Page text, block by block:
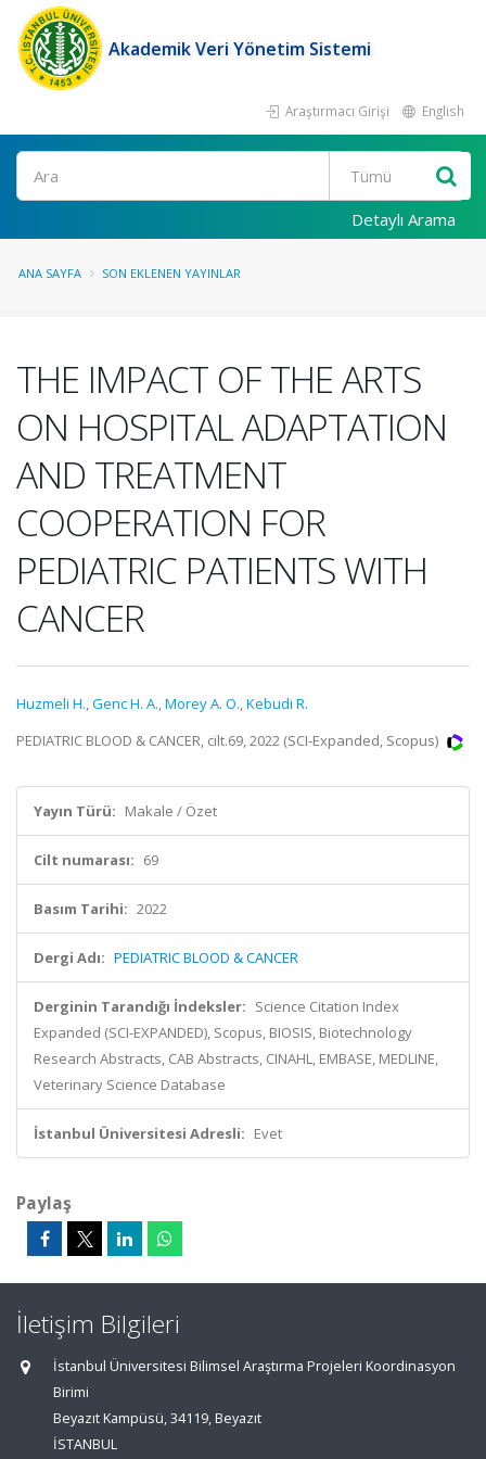
Akademik Veri Yönetim Sistemi
Araştırmacı Girişi English
Ara
Detaylı Arama
ANA SAYFA SON EKLENEN YAYINLAR
THE IMPACT OF THE ARTS
ON HOSPITAL ADAPTATION
AND TREATMENT
COOPERATION FOR
PEDIATRIC PATIENTS WITH
CANCER
Huzmeli H.,Genc H. A.,Morey A. O.,Kebudi R.
PEDIATRIC BLOOD & CANCER, cilt.69, 2022 (SCI-Expanded, Scopus)
Yayın Türü: Makale / Özet
Cilt numarası: 69
Basım Tarihi: 2022
Dergi Adı: PEDIATRIC BLOOD & CANCER
Derginin Tarandığı İndeksler: Science Citation Index
Expanded (SCI-EXPANDED), Scopus, BIOSIS, Biotechnology
Research Abstracts, CAB Abstracts, CINAHL, EMBASE, MEDLINE,
Veterinary Science Database
İstanbul Üniversitesi Adresli: Evet
Paylaş
İletişim Bilgileri
İstanbul Üniversitesi Bilimsel Araştırma Projeleri Koordinasyon
Birimi
Beyazıt Kampüsü, 34119, Beyazıt
İSTANBUL